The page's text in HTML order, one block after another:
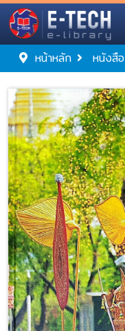
หน้าหลัก หนังสือ